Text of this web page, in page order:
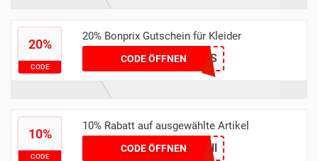
20%
CODE
20% Bonprix Gutschein für Kleider
CODE ÖFFNENDRESS
10%
CODE
10% Rabatt auf ausgewählte Artikel
CODE ÖFFNENwundervoll